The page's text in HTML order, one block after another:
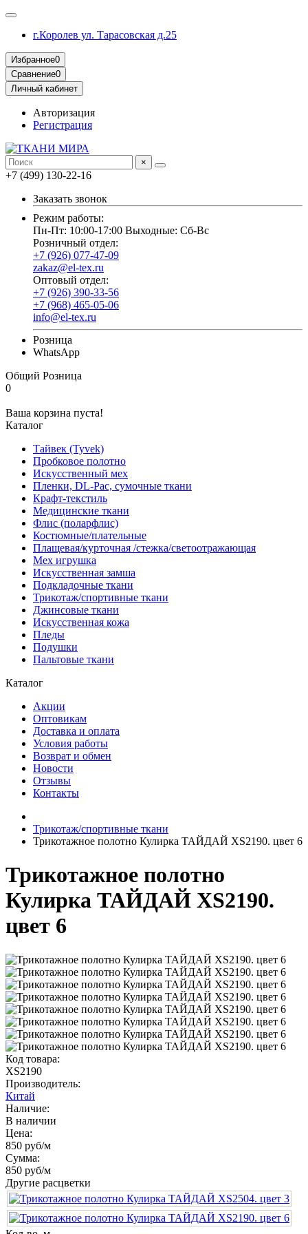
г.Королев ул. Тарасовская д.25
Избранное0
Сравнение0
Личный кабинет
Авторизация
Регистрация
×
+7 (499) 130-22-16
Заказать звонок
Режим работы:
Пн-Пт: 10:00-17:00 Выходные: Сб-Вс
Розничный отдел:
+7 (926) 077-47-09
zakaz@el-tex.ru
Оптовый отдел:
+7 (926) 390-33-56
+7 (968) 465-05-06
info@el-tex.ru
Розница
WhatsApp
Общий Розница
0
Ваша корзина пуста!
Каталог
Тайвек (Tyvek)
Пробковое полотно
Искусственный мех
Пленки, DL-Pac, сумочные ткани
Крафт-текстиль
Медицинские ткани
Флис (поларфлис)
Костюмные/плательные
Плащевая/курточная /стежка/светоотражающая
Мех игрушка
Искусственная замша
Подкладочные ткани
Трикотаж/спортивные ткани
Джинсовые ткани
Искусственная кожа
Пледы
Подушки
Пальтовые ткани
Каталог
Акции
Оптовикам
Доставка и оплата
Условия работы
Возврат и обмен
Новости
Отзывы
Контакты
Трикотаж/спортивные ткани
Трикотажное полотно Кулирка ТАЙДАЙ XS2190. цвет 6
Трикотажное полотно
Кулирка ТАЙДАЙ XS2190.
цвет 6
Код товара:
XS2190
Производитель:
Китай
Наличие:
В наличии
Цена:
850 руб/м
Сумма:
850 руб/м
Другие расцветки